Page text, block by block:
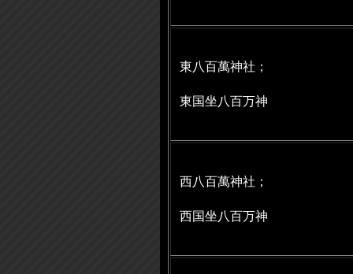
東八百萬神社；
東国坐八百万神
西八百萬神社；
西国坐八百万神